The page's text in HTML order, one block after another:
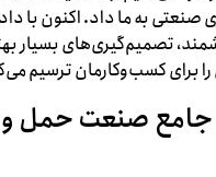
صنعتی به ما داد. اکنون با
تصمیم‌گیری‌های بسیار
برای کسب‌وکارمان ترسیم
جامع صنعت حمل